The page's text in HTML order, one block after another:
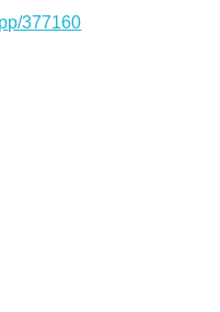
377160